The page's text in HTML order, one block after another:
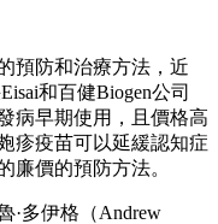
預防和治療方法，近
和百健Biogen公司
病早期使用，且價格高
疹疫苗可以延緩認知症
廉價的預防方法。
·多伊格（Andrew